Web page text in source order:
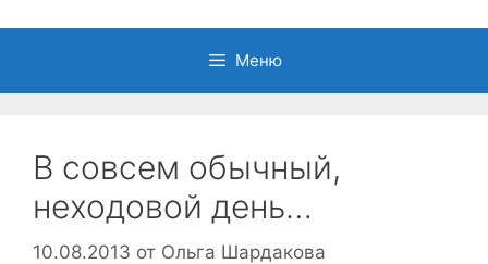
Меню
В совсем обычный,
неходовой день…
10.08.2013 от Ольга Шардакова